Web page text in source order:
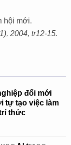
hội mới.
2004, tr12-15.
đổi mới
tự tạo việc làm
thức